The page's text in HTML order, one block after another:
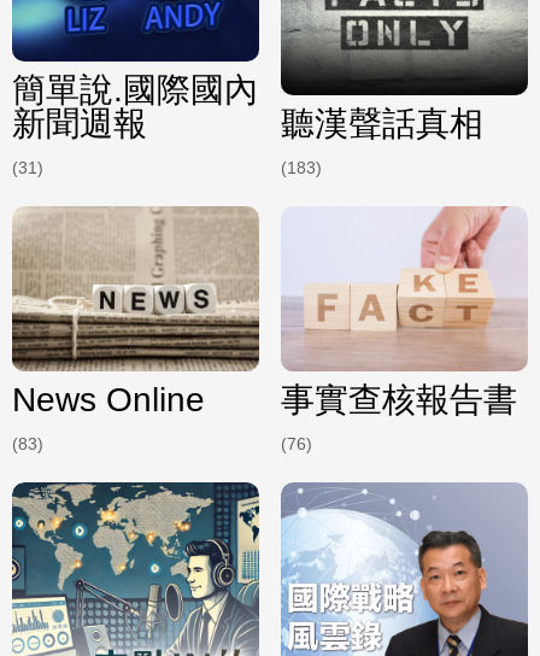
簡單說.國際國內
新聞週報
(31)
聽漢聲話真相
(183)
News Online
(83)
事實查核報告書
(76)